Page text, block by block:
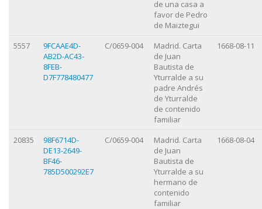
de una casa a
favor de Pedro
de Maiztegui
5557
9FCAAE4D-
AB2D-AC43-
8FEB-
D7F778480477
C/0659-004
Madrid. Carta
de Juan
Bautista de
Yturralde a su
padre Andrés
de Yturralde
de contenido
familiar
1668-08-11
20835
98F6714D-
DE13-2649-
BF46-
785D500292E7
C/0659-004
Madrid. Carta
de Juan
Bautista de
Yturralde a su
hermano de
contenido
familiar
1668-08-04